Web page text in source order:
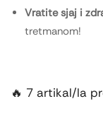
Vratite sjaj i
tretmanom!
🔥 7 artikal/la